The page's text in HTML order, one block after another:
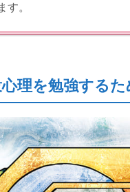
す。
理を勉強する